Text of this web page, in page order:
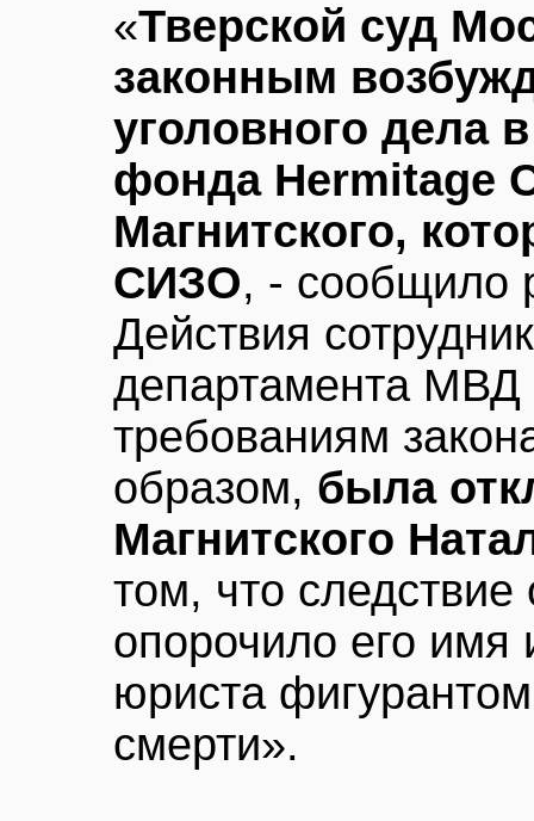
«Тверской суд
законным
уголовного дела
фонда Hermitage
Магнитского,
СИЗО, - сообщило
Действия
департамента МВД
требованиям
образом, была
Магнитского
том, что
опорочило его имя
юриста
смерти».